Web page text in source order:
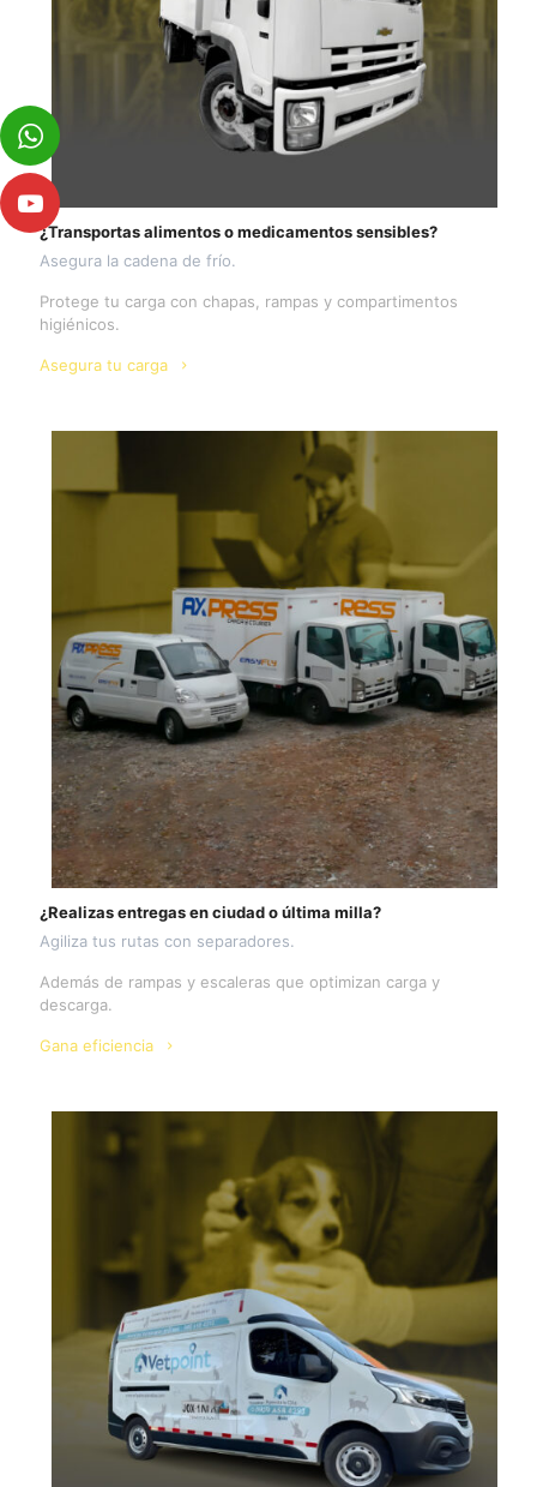
¿Transportas alimentos o medicamentos sensibles?
Asegura la cadena de frío.
Protege tu carga con chapas, rampas y compartimentos
higiénicos.
Asegura tu carga
¿Realizas entregas en ciudad o última milla?
Agiliza tus rutas con separadores.
Además de rampas y escaleras que optimizan carga y
descarga.
Gana eficiencia